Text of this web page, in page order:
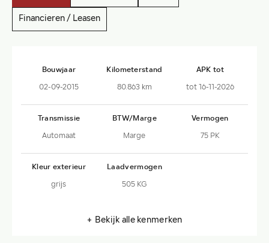
Financieren / Leasen
Bouwjaar
02-09-2015
Kilometerstand
80.863 km
APK tot
tot 16-11-2026
Transmissie
Automaat
BTW/Marge
Marge
Vermogen
75 PK
Kleur exterieur
grijs
Laadvermogen
505 KG
+ Bekijk alle kenmerken